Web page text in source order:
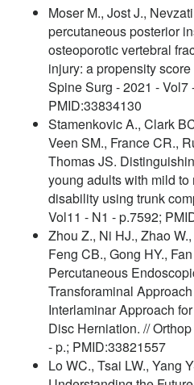
Moser M., Jost J.,
percutaneous posterior
osteoporotic vertebral
injury: a propensity
Spine Surg - 2021 - Vol7
PMID:33834130
Stamenkovic A., Clark
Veen SM., France CR.,
Thomas JS.
young adults with mild
disability using trunk
Vol11 - N1 - p.7592;
Zhou Z., Ni HJ., Zhao
Feng CB., Gong HY.,
Percutaneous
Transforaminal
Interlaminar Approach
Disc Herniation. //
- p.; PMID:33821557
Lo WC., Tsai LW., Yang